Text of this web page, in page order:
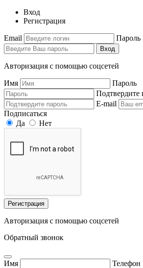
Вход
Регистрация
Email Пароль
Вход
Авторизация с помощью соцсетей
Имя
Пароль
Подтвердите
E-mail
Подписаться
Да
Нет
Регистрация
Авторизация с помощью соцсетей
Обратный звонок
Имя Телефон